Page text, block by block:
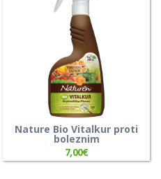
Nature Bio Vitalkur proti
boleznim
7,00€